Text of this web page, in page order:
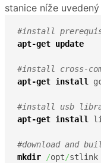
stanice níže
#install
apt-get update
#install cross-
apt-get install
#install usb
apt-get install
#download and
mkdir
/opt/